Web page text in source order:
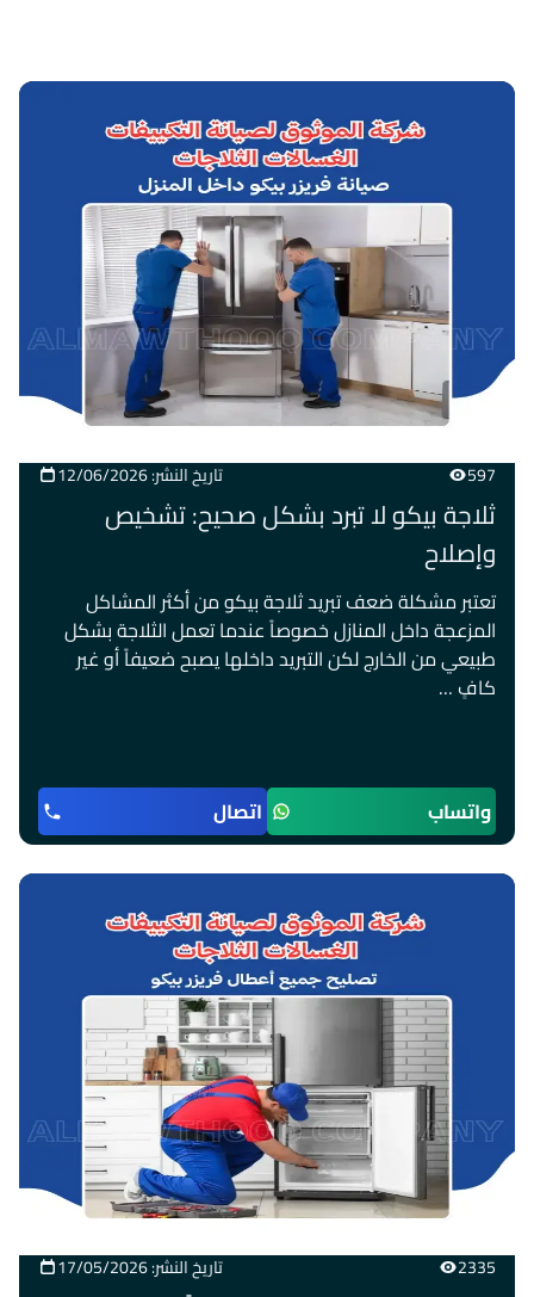
597 تاريخ النشر: 12/06/2026
ثلاجة بيكو لا تبرد بشكل صحيح: تشخيص
وإصلاح
تعتبر مشكلة ضعف تبريد ثلاجة بيكو من أكثر المشاكل
المزعجة داخل المنازل خصوصاً عندما تعمل الثلاجة بشكل
طبيعي من الخارج لكن التبريد داخلها يصبح ضعيفاً أو غير
كافٍ …
واتساب اتصال
2335 تاريخ النشر: 17/05/2026